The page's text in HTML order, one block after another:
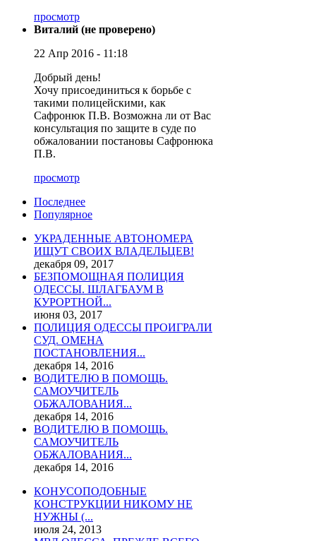
просмотр
Виталий (не проверено)
22 Апр 2016 - 11:18
Добрый день!
Хочу присоединиться к борьбе с
такими полицейскими, как
Сафронюк П.В. Возможна ли от Вас
консультация по защите в суде по
обжаловании постановы Сафронюка
П.В.
просмотр
Последнее
Популярное
УКРАДЕННЫЕ АВТОНОМЕРА
ИЩУТ СВОИХ ВЛАДЕЛЬЦЕВ!
декабря 09, 2017
БЕЗПОМОЩНАЯ ПОЛИЦИЯ
ОДЕССЫ. ШЛАГБАУМ В
КУРОРТНОЙ...
июня 03, 2017
ПОЛИЦИЯ ОДЕССЫ ПРОИГРАЛИ
СУД. ОМЕНА
ПОСТАНОВЛЕНИЯ...
декабря 14, 2016
ВОДИТЕЛЮ В ПОМОЩЬ.
САМОУЧИТЕЛЬ
ОБЖАЛОВАНИЯ...
декабря 14, 2016
ВОДИТЕЛЮ В ПОМОЩЬ.
САМОУЧИТЕЛЬ
ОБЖАЛОВАНИЯ...
декабря 14, 2016
КОНУСОПОДОБНЫЕ
КОНСТРУКЦИИ НИКОМУ НЕ
НУЖНЫ (...
июля 24, 2013